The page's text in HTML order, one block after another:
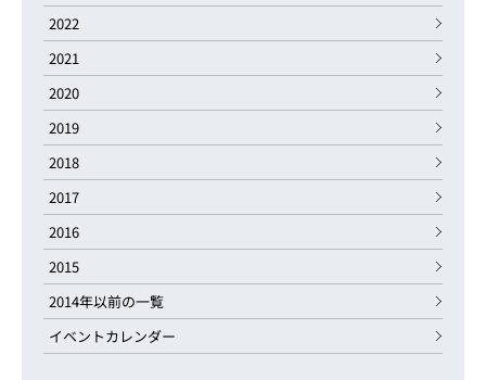
2022
2021
2020
2019
2018
2017
2016
2015
2014年以前の一覧
イベントカレンダー